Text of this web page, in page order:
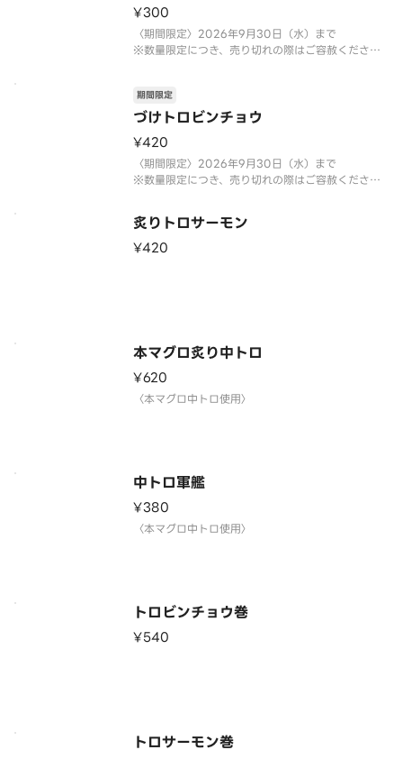
¥300
〈期間限定〉2026年9月30日（水）まで
※数量限定につき、売り切れの際はご容赦くださ
づけトロビンチョウ
期間限定
¥420
〈期間限定〉2026年9月30日（水）まで
※数量限定につき、売り切れの際はご容赦くださ
炙りトロサーモン
¥420
本マグロ炙り中トロ
¥620
〈本マグロ中トロ使用〉
中トロ軍艦
¥380
〈本マグロ中トロ使用〉
トロビンチョウ巻
¥540
トロサーモン巻